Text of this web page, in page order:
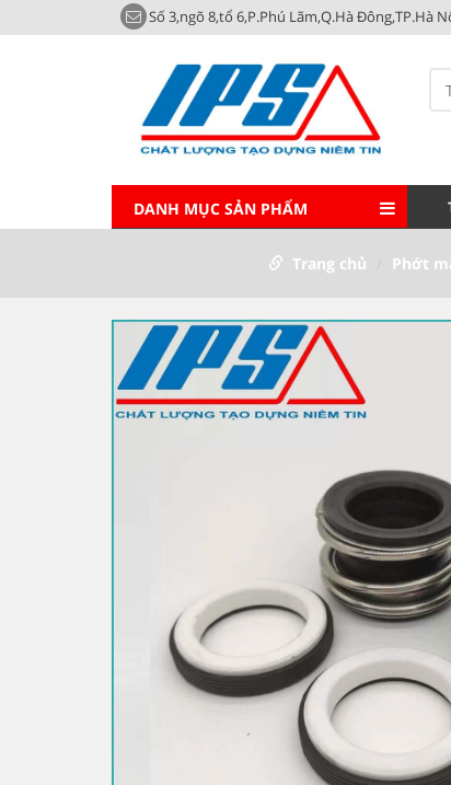
Số 3,ngõ 8,tổ 6,P.Phú Lãm,Q.Hà Đông,TP.Hà
DANH MỤC SẢN PHẨM
Trang chủ Phớt